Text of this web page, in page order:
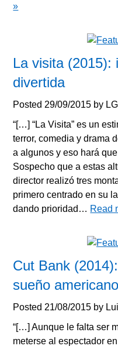
»
La visita (2015):
divertida
Posted 29/09/2015 by
“[…] “La Visita” es un
terror, comedia y drama
a algunos y eso hará
Sospecho que a estas
director realizó tres
primero centrado en su
dando prioridad… Read
Cut Bank
sueño americano
Posted 21/08/2015 by
“[…] Aunque le falta ser
meterse al espectador